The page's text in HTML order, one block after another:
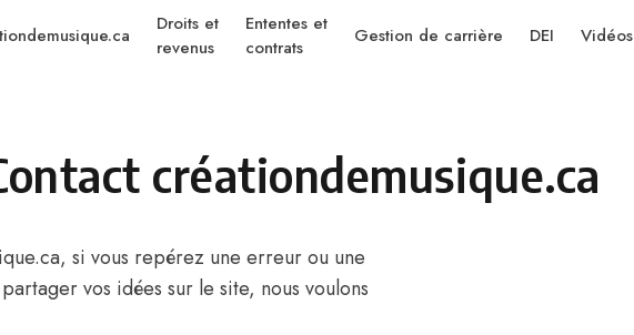
Droits et
revenus
Ententes et
contrats
Gestion de carrière DEI Vidéos
créationdemusique.ca
si vous repérez une erreur ou une
vos idées sur le site, nous voulons